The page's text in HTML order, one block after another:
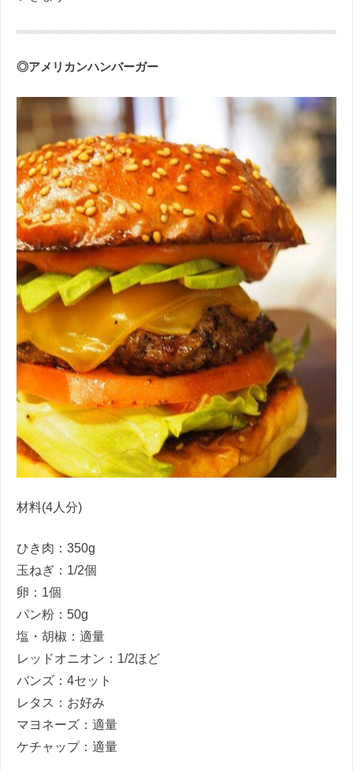
◎アメリカンハンバーガー
材料(4人分)
ひき肉：350g
玉ねぎ：1/2個
卵：1個
パン粉：50g
塩・胡椒：適量
レッドオニオン：1/2ほど
バンズ：4セット
レタス：お好み
マヨネーズ：適量
ケチャップ：適量